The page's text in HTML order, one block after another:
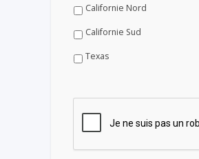
Californie Nord
Californie Sud
Texas